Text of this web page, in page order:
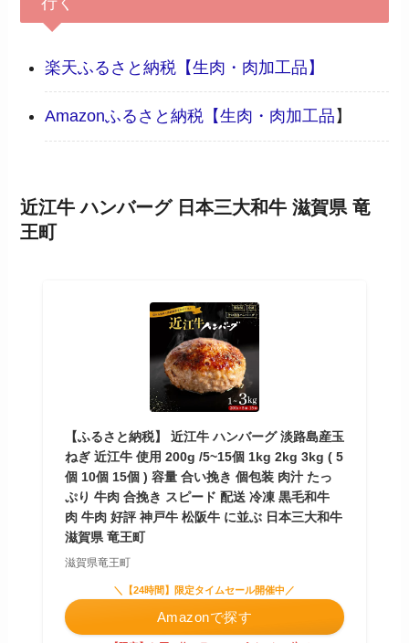
楽天ふるさと納税【生肉・肉加工品】
Amazonふるさと納税【生肉・肉加工品 】
近江牛 ハンバーグ 日本三大和牛 滋賀県 竜
王町
【ふるさと納税】 近江牛 ハンバーグ 淡路島産玉
ねぎ 近江牛 使用 200g /5~15個 1kg 2kg 3kg ( 5
個 10個 15個 ) 容量 合い挽き 個包装 肉汁 たっ
ぷり 牛肉 合挽き スピード 配送 冷凍 黒毛和牛
肉 牛肉 好評 神戸牛 松阪牛 に並ぶ 日本三大和牛
滋賀県 竜王町
滋賀県竜王町
＼【24時間】限定タイムセール開催中／
Amazonで探す